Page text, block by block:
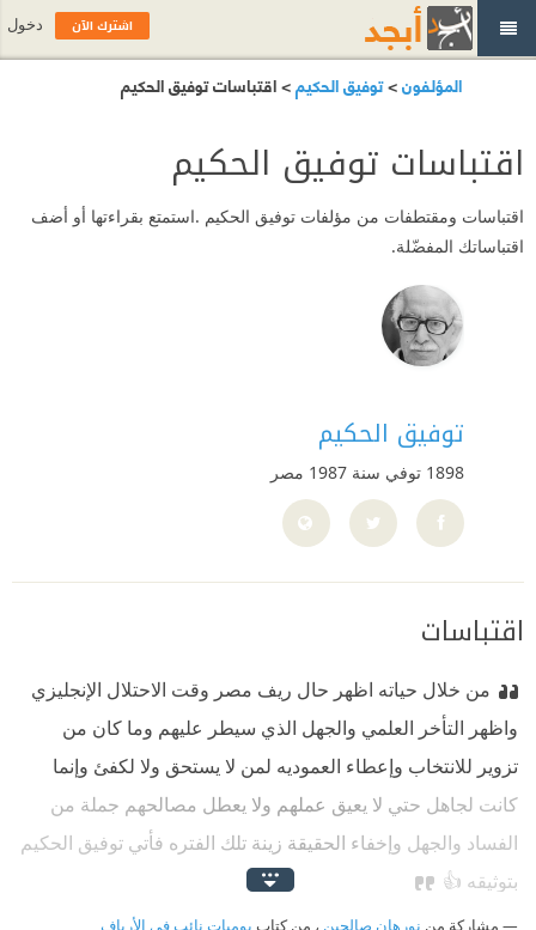
المؤلفون>توفيق الحكيم> اقتباسات توفيق الحكيم
اقتباسات توفيق الحكيم
اقتباسات ومقتطفات من مؤلفات توفيق الحكيم .استمتع بقراءتها أو أضف
اقتباساتك المفضّلة.
توفيق الحكيم
1898 توفي سنة 1987 مصر
اقتباسات
من خلال حياته اظهر حال ريف مصر وقت الاحتلال الإنجليزي
واظهر التأخر العلمي والجهل الذي سيطر عليهم وما كان من
تزوير للانتخاب وإعطاء العموديه لمن لا يستحق ولا لكفئ وإنما
كانت لجاهل حتي لا يعيق عملهم ولا يعطل مصالحهم جملة من
الفساد والجهل وإخفاء الحقيقة زينة تلك الفتره فأتي توفيق الحكيم
بتوثيقه 👍
مشاركة من نورهان صالحين ، من كتاب يوميات نائب في الأرياف
اشترك الآن دخول